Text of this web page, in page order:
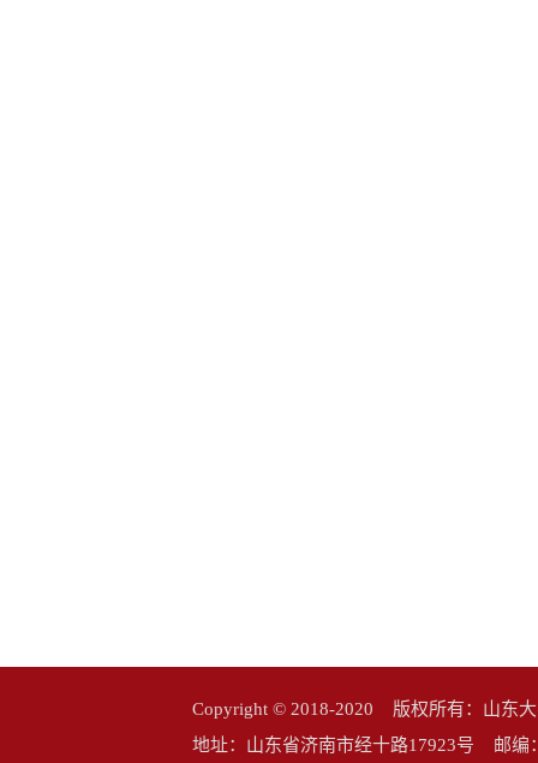
Copyright © 2018-2020 版权所有：山东
地址：山东省济南市经十路17923号 邮